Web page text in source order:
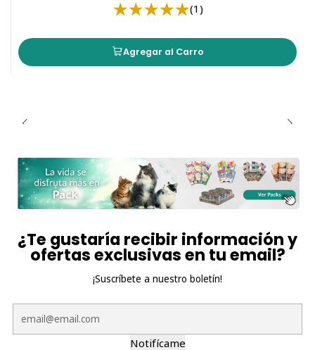
(1)
Agregar al Carro
¿Te gustaría recibir información y
ofertas exclusivas en tu email?
¡Suscríbete a nuestro boletín!
Notifícame